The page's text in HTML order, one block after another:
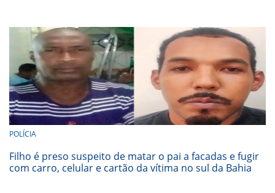
POLÍCIA
Filho é preso suspeito de matar o pai a facadas e fugir
com carro, celular e cartão da vítima no sul da Bahia